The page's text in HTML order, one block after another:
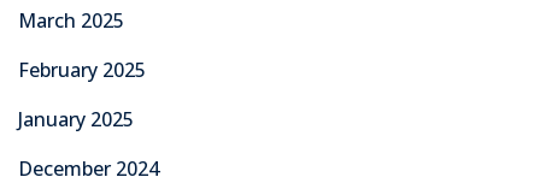
March 2025
February 2025
January 2025
December 2024